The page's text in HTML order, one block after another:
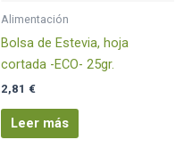
Alimentación
Bolsa de Estevia, hoja
cortada -ECO- 25gr.
2,81 €
Leer más